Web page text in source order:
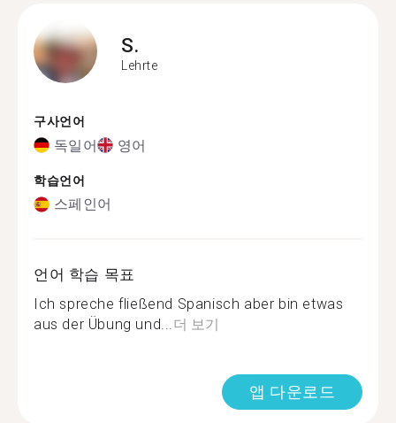
S.
Lehrte
구사언어
독일어 영어
학습언어
스페인어
언어 학습 목표
Ich spreche fließend Spanisch aber bin etwas
aus der Übung und...더 보기
앱 다운로드